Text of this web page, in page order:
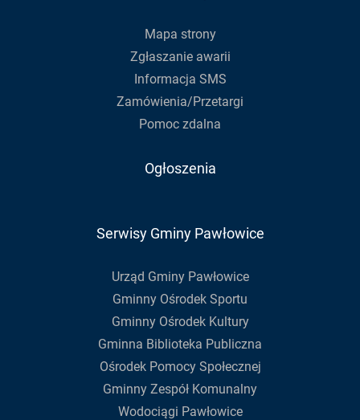
Mapa strony
Zgłaszanie awarii
Informacja SMS
Zamówienia/Przetargi
Pomoc zdalna
Ogłoszenia
Serwisy Gminy Pawłowice
Urząd Gminy Pawłowice
Gminny Ośrodek Sportu
Gminny Ośrodek Kultury
Gminna Biblioteka Publiczna
Ośrodek Pomocy Społecznej
Gminny Zespół Komunalny
Wodociągi Pawłowice